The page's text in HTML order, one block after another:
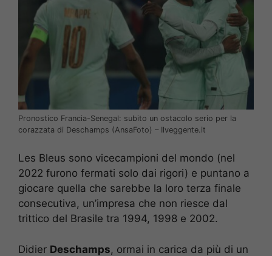
Pronostico Francia-Senegal: subito un ostacolo serio per la
corazzata di Deschamps (AnsaFoto) – Ilveggente.it
Les Bleus sono vicecampioni del mondo (nel
2022 furono fermati solo dai rigori) e puntano a
giocare quella che sarebbe la loro terza finale
consecutiva, un’impresa che non riesce dal
trittico del Brasile tra 1994, 1998 e 2002.
Didier Deschamps, ormai in carica da più di un